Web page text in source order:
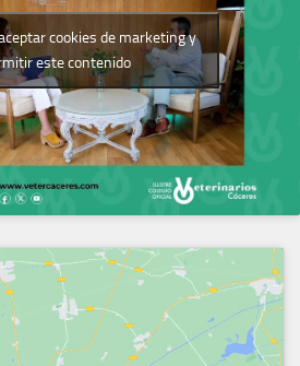
cookies de marketing y
este contenido